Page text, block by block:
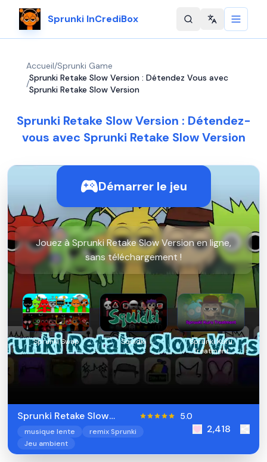
Sprunki InCrediBox Change
Accueil/Sprunki Game
/
Sprunki Retake Slow Version : Détendez Vous avec
Sprunki Retake Slow Version
Sprunki Retake Slow Version : Détendez-
vous avec Sprunki Retake Slow Version
Démarrer le jeu
Jouez à Sprunki Retake Slow Version en ligne,
sans téléchargement !
Sprunki Swap Squidki
Sprunki Kuru
Treatment
Sprunki Retake Slow
Version
5.0
musique lente
remix Sprunki
Jeu ambient
2,418